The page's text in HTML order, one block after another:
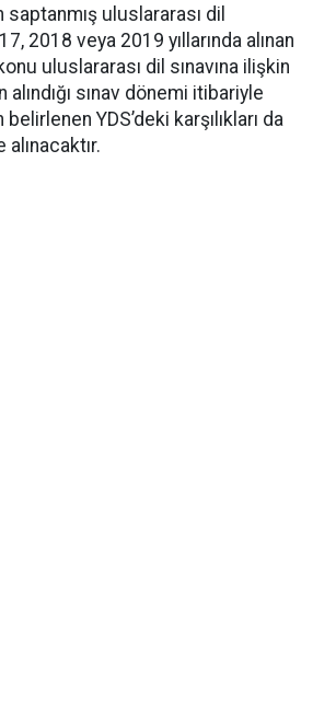
saptanmış uluslararası dil
2018 veya 2019 yıllarında alınan
uluslararası dil sınavına ilişkin
sınav dönemi itibariyle
YDS’deki karşılıkları da